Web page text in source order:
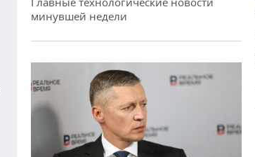
минувшей недели